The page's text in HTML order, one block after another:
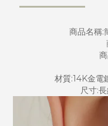
商品名稱:
材質:14K金電
尺寸: